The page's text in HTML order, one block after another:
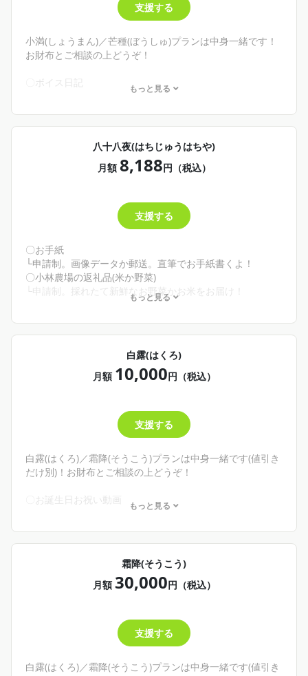
🌾こんな人にオススメ！🌾
・1ヶ月を労って欲しい！
・依頼したイラストや自撮りとかPCの壁紙にしたい！
不定期だけどボイス日記があがります。あと月末にこんな
ことがあったよね〜とか話して今日もお疲れ様！ってする
しゅ)プランも内容は同じです。お財布と相談して無理なく
支援する
小満(しょうまん)／芒種(ぼうしゅ)プランは中身一緒です！
お財布とご相談の上どうぞ！
〇ボイス日記
└不定期更新。文字日記のボイス版！か、日記の深堀など。
└おそらく月末更新。月イチ！
〇イラスト高画質
🌾こんな人にオススメ！🌾
・1ヶ月を労って欲しい！
・依頼したイラストや自撮りとかPCの壁紙にしたい！
そんな君へ
不定期だけどボイス日記があがります。あと月末にこんな
ことがあったよね〜とか話して今日もお疲れ様！ってする
しゅ)プランも内容は同じです。お財布と相談して無理なく
もっと見る
八十八夜(はちじゅうはちや)
月額 8,188円（税込）
支援する
〇お手紙
└申請制。画像データか郵送。直筆でお手紙書くよ！
〇小林農場の返礼品(米か野菜)
└申請制。採れたて新鮮なお野菜かお米をお届け！
🌾こんな人にオススメ！🌾
・封蝋された手紙が欲しい！
・野菜/米が食べたい！欲しい！
からです！びっくりしないでね！
ここから返礼品がつき始めます！月イチでその時々のもの
お手紙も申請してくれた君は一緒に入れてお送りします😌
💜
もっと見る
白露(はくろ)
月額 10,000円（税込）
支援する
白露(はくろ)／霜降(そうこう)プランは中身一緒です(値引き
だけ別)！お財布とご相談の上どうぞ！
〇お誕生日お祝い動画
└申請制。約1分半尺喋ってお祝いするよ！
└申請制。写真とレシピが載るよ！
└こんなシチュボが欲しい！をリクエストできるよ！それが
販売されるかも！？
🌾こんな人にオススメ！🌾
・お誕生日祝って欲しい！
もっと見る
霜降(そうこう)
月額 30,000円（税込）
支援する
白露(はくろ)／霜降(そうこう)プランは中身一緒です(値引き